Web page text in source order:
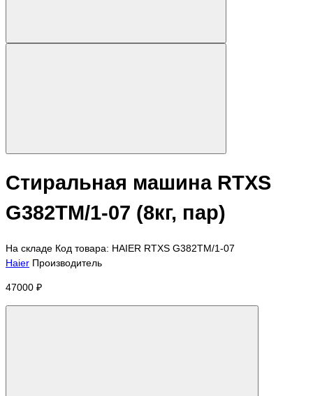
Стиральная машина RTXS
G382TM/1-07 (8кг, пар)
На складе Код товара: HAIER RTXS G382TM/1-07
Haier Производитель
47000 ₽